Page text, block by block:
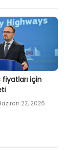
fiyatları için
22, 2026